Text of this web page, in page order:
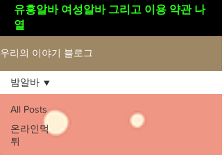
유흥알바 여성알바 그리고 이용 약관 나
열
우리의 이야기 블로그
All Posts
온라인먹
튀
밤알바